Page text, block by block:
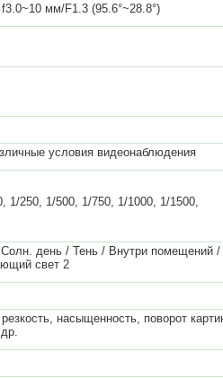
мм/F1.3 (95.6°~28.8°)
условия видеонаблюдения
1/250, 1/500, 1/750, 1/1000, 1/1500,
день / Тень / Внутри помещений /
свет 2
насыщенность, поворот